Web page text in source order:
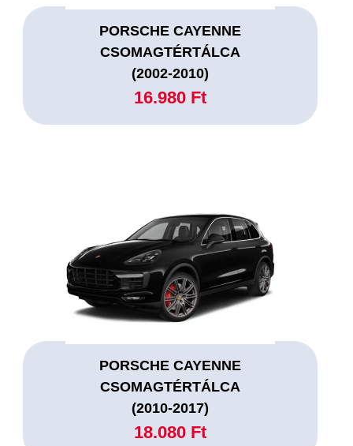
PORSCHE CAYENNE
CSOMAGTÉRTÁLCA
(2002-2010)
16.980 Ft
PORSCHE CAYENNE
CSOMAGTÉRTÁLCA
(2010-2017)
18.080 Ft